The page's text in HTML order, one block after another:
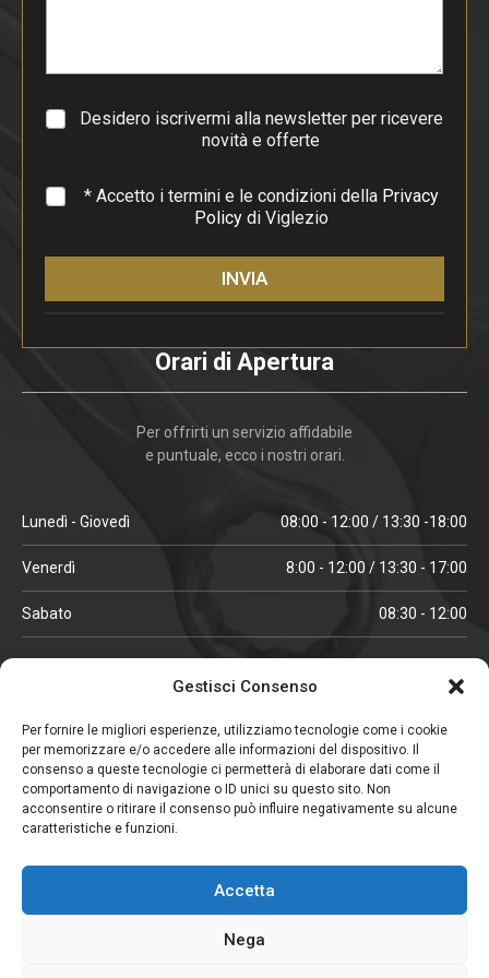
Gestisci Consenso
Per fornire le migliori esperienze, utilizziamo tecnologie come i cookie
per memorizzare e/o accedere alle informazioni del dispositivo. Il
consenso a queste tecnologie ci permetterà di elaborare dati come il
comportamento di navigazione o ID unici su questo sito. Non
acconsentire o ritirare il consenso può influire negativamente su alcune
caratteristiche e funzioni.
Accetta
Nega
g
a
f
Desidero iscrivermi alla newsletter per ricevere
novità e offerte
* * Accetto i termini e le condizioni della Privacy
Policydi Viglezio
INVIA
Orari di Apertura
Per offrirti un servizio affidabile
e puntuale, ecco i nostri orari.
Lunedì - Giovedì 08:00 - 12:00 / 13:30 -18:00
Venerdì 8:00 - 12:00 / 13:30 - 17:00
Sabato 08:30 - 12:00
ORARI IN ALTA STAGIONE
Lunedì - Venerdì 08:00 - 12:00 / 13:30 -18:00
Sabato 08:00 - 12:00
CHIUSO IL SABATO
(gennaio, febbraio, agosto, settembre)